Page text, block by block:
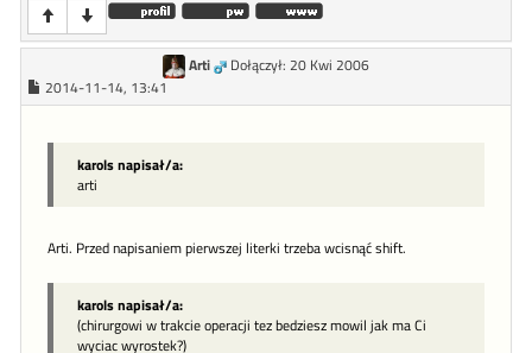
Arti
Dołączył: 20 Kwi 2006
2014-11-14, 13:41
karols napisał/a:
arti
Arti. Przed napisaniem pierwszej literki trzeba wcisnąć shift.
karols napisał/a:
(chirurgowi w trakcie operacji tez bedziesz mowil jak ma Ci
wyciac wyrostek?)